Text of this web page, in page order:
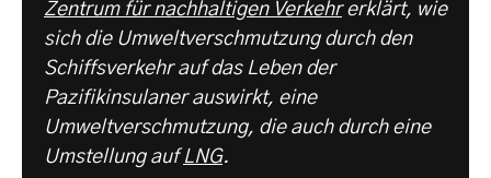
Zentrum für nachhaltigen Verkehrerklärt, wie
sich die Umweltverschmutzung durch den
Schiffsverkehr auf das Leben der
Pazifikinsulaner auswirkt, eine
Umweltverschmutzung, die auch durch eine
Umstellung auf LNG.